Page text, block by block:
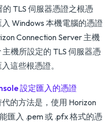
TLS 伺服器憑證之根憑
Windows 本機電腦的憑證
Connection Server 主機
機所設定的 TLS 伺服器憑
這些根憑證。
設定匯入的憑證
的方法是，使用 Horizon
匯入 .pem 或 .pfx 格式的憑